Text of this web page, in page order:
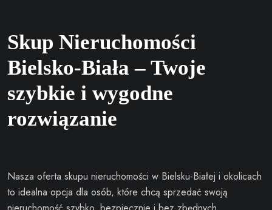
Skup Nieruchomości
Bielsko-Biała – Twoje
szybkie i wygodne
rozwiązanie
Nasza oferta skupu nieruchomości w Bielsku-Białej i okolicach
to idealna opcja dla osób, które chcą sprzedać swoją